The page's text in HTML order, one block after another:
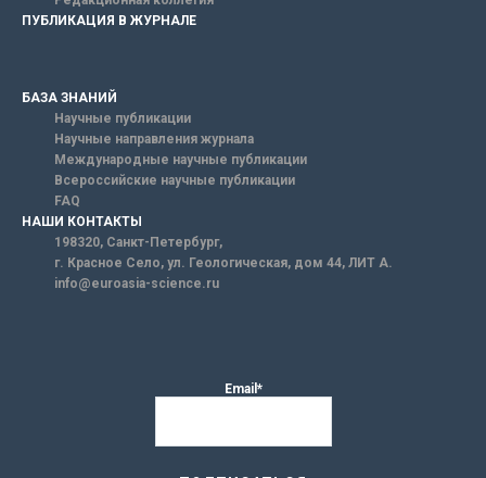
ПУБЛИКАЦИЯ В ЖУРНАЛЕ
БАЗА ЗНАНИЙ
Научные публикации
Научные направления журнала
Международные научные публикации
Всероссийские научные публикации
FAQ
НАШИ КОНТАКТЫ
198320, Санкт-Петербург,
г. Красное Село, ул. Геологическая, дом 44, ЛИТ А.
info@euroasia-science.ru
Email*